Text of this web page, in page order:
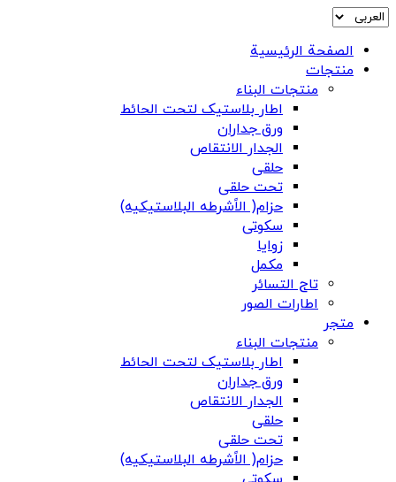
الصفحة الرئيسية
منتجات
منتجات البناء
اطار بلاستیک لتحت الحائط
ورق جداران
الجدار الانتقاص
حلقی
تحت حلقی
حزام( الاًشرطه البلاستیکیه)
سکوتی
زوایا
مکمل
تاج التسائر
اطارات الصور
متجر
منتجات البناء
اطار بلاستیک لتحت الحائط
ورق جداران
الجدار الانتقاص
حلقی
تحت حلقی
حزام( الاًشرطه البلاستیکیه)